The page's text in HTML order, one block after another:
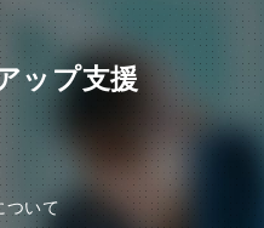
ップ支援
ついて